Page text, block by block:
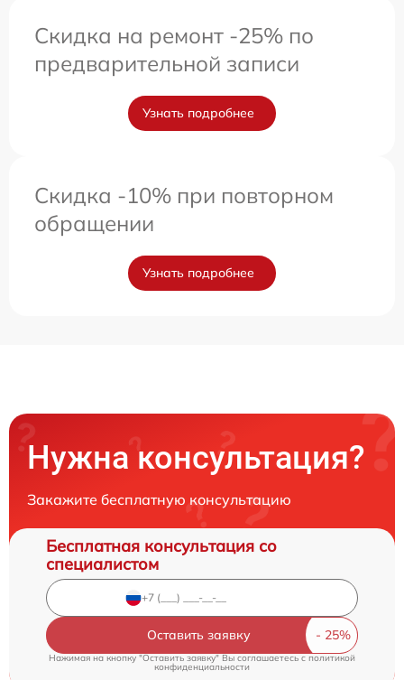
Скидка на ремонт -25% по
предварительной записи
Узнать подробнее
Скидка -10% при повторном
обращении
Узнать подробнее
Нужна консультация?
Закажите бесплатную консультацию
Бесплатная консультация со
специалистом
Оставить заявку
Нажимая на кнопку "Оставить заявку" Вы соглашаетесь cполитикой
конфиденциальности